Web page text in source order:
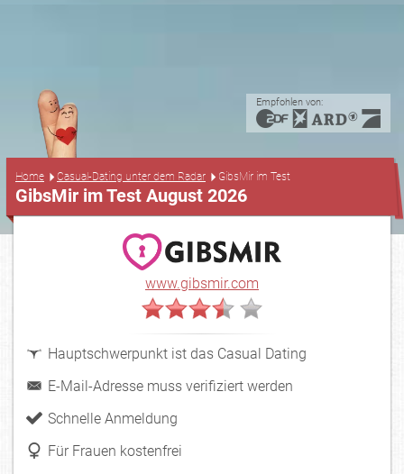
Empfohlen von:
Home Casual-Dating unter dem Radar GibsMir im Test
GibsMir im Test August 2026
www.gibsmir.com
Hauptschwerpunkt ist das Casual Dating
E-Mail-Adresse muss verifiziert werden
Schnelle Anmeldung
Für Frauen kostenfrei